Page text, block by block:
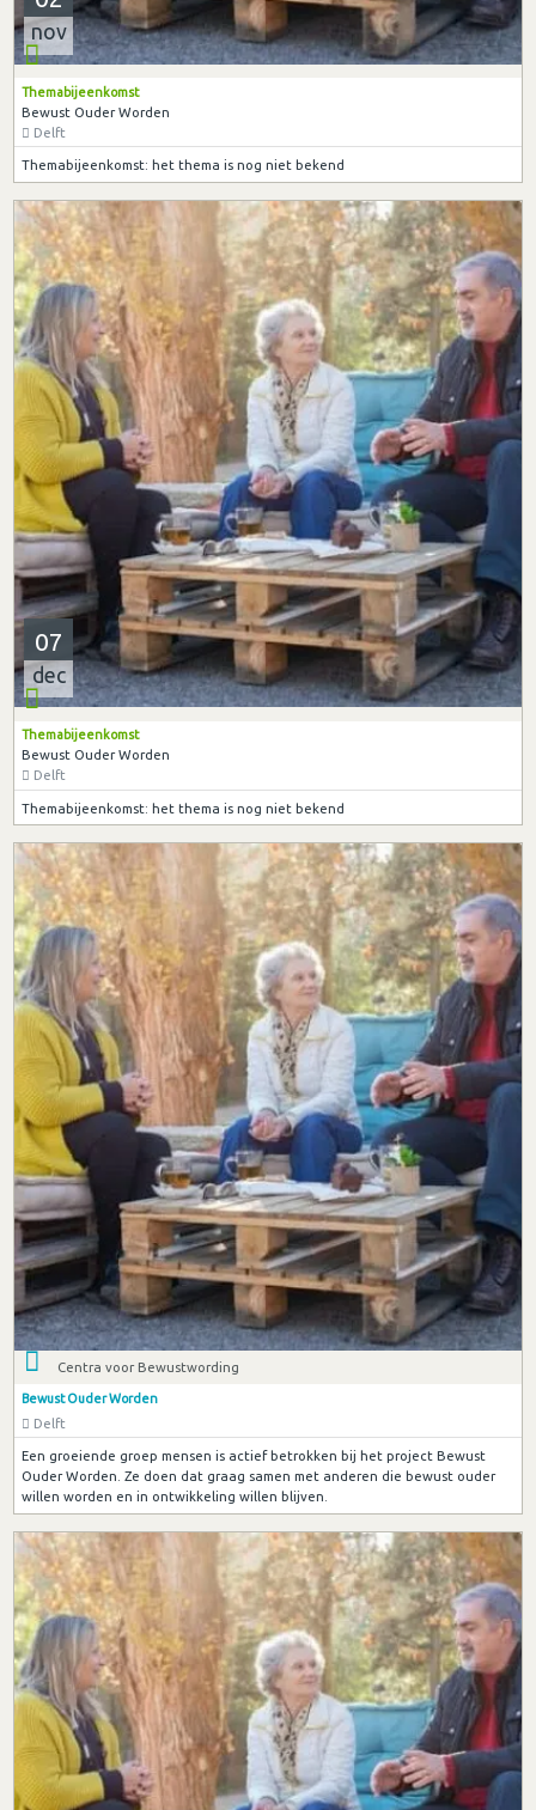
nov
Themabijeenkomst
Bewust Ouder Worden
Delft
Themabijeenkomst: het thema is nog niet bekend
07
dec
Themabijeenkomst
Bewust Ouder Worden
Delft
Themabijeenkomst: het thema is nog niet bekend
Centra voor Bewustwording
Bewust Ouder Worden
Delft
Een groeiende groep mensen is actief betrokken bij het project Bewust
Ouder Worden. Ze doen dat graag samen met anderen die bewust ouder
willen worden en in ontwikkeling willen blijven.